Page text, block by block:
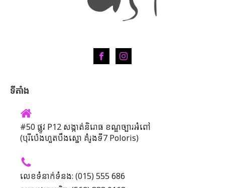
ទីតាំង
#50 ផ្លូវ P12 សង្កាត់និរោធ ខណ្ឌច្បារអំពៅ
(បុរីប៉េងហួតបឹងស្នោ គំរូងទី7 Poloris)
លេខទំនាក់ទំនង: (015) 555 686